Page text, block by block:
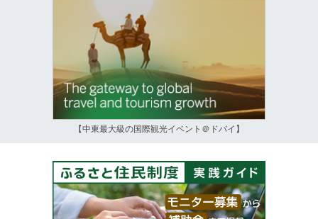
【中東最大級の国際観光イベント＠ドバイ】